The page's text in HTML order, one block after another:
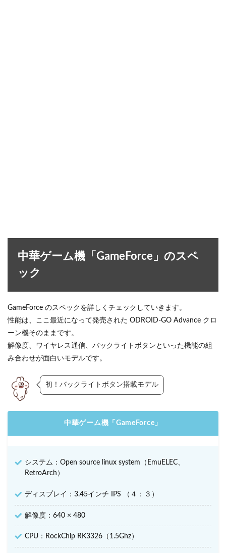
中華ゲーム機「GameForce」のスペ
ック
GameForce のスペックを詳しくチェックしていきます。
性能は、ここ最近になって発売された ODROID-GO Advance クロ
ーン機そのままです。
解像度、ワイヤレス通信、バックライトボタンといった機能の組
み合わせが面白いモデルです。
初！バックライトボタン搭載モデル
中華ゲーム機「GameForce」
システム：Open source linux system（EmuELEC、
RetroArch）
ディスプレイ：3.45インチ IPS （４：３）
解像度：640 × 480
CPU：RockChip RK3326（1.5Ghz）